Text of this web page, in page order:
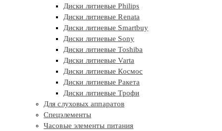
Диски литиевые Philips
Диски литиевые Renata
Диски литиевые Smartbuy
Диски литиевые Sony
Диски литиевые Toshiba
Диски литиевые Varta
Диски литиевые Космос
Диски литиевые Ракета
Диски литиевые Трофи
Для слуховых аппаратов
Спецэлементы
Часовые элементы питания